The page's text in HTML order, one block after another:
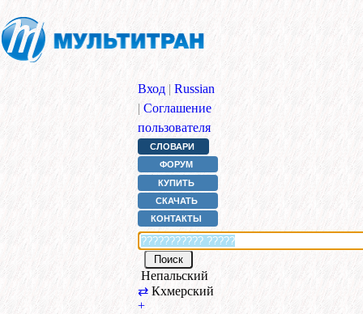
Вход | Russian
| Соглашение
пользователя
СЛОВАРИ
ФОРУМ
КУПИТЬ
СКАЧАТЬ
КОНТАКТЫ
Непальский
⇄ Кхмерский
+